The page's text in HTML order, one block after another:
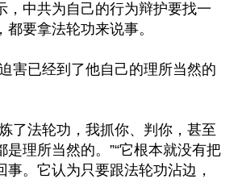
，中共为自己的行为辩护要找一
要拿法轮功来说事。
害已经到了他自己的理所当然的
了法轮功，我抓你、判你，甚至
是理所当然的。”“它根本就没有把
事。它认为只要跟法轮功沾边，